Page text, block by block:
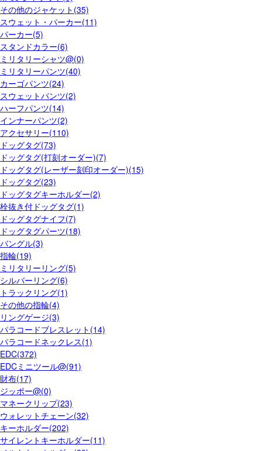
その他のジャケット(35)
スウェット・パーカー(11)
パーカー(5)
スタンドカラー(6)
ミリタリーシャツ@(0)
ミリタリーパンツ(40)
カーゴパンツ(24)
スウェットパンツ(2)
ハーフパンツ(14)
インナーパンツ(2)
アクセサリー(110)
ドッグタグ(73)
ドッグタグ(打刻オーダー)(7)
ドッグタグ(レーザー刻印オーダー)(15)
ドッグタグ(23)
ドッグタグキーホルダー(2)
栓抜き付ドッグタグ(1)
ドッグタグナイフ(7)
ドッグタグパーツ(18)
バングル(3)
指輪(19)
ミリタリーリング(5)
シルバーリング(6)
トラックリング(1)
その他の指輪(4)
リングゲージ(3)
パラコードブレスレット(14)
パラコードネックレス(1)
EDC(372)
EDCミニツール@(91)
財布(17)
ジッポー@(0)
マネークリップ(23)
ウォレットチェーン(32)
キーホルダー(202)
サイレントキーホルダー(11)